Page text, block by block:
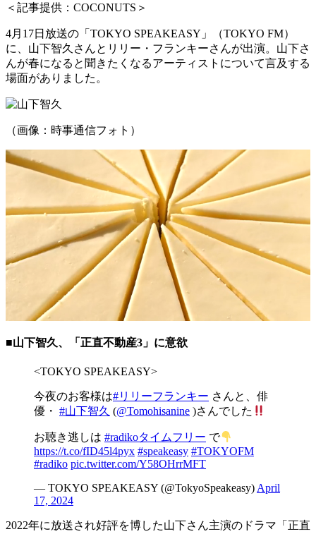
＜記事提供：COCONUTS＞
4月17日放送の「TOKYO SPEAKEASY」（TOKYO FM）
に、山下智久さんとリリー・フランキーさんが出演。山下さ
んが春になると聞きたくなるアーティストについて言及する
場面がありました。
（画像：時事通信フォト）
■山下智久、「正直不動産3」に意欲
<TOKYO SPEAKEASY>
今夜のお客様は#リリーフランキー さんと、俳
優・ #山下智久 (@Tomohisanine )さんでした
お聴き逃しは #radikoタイムフリー で
https://t.co/fID45l4pyx #speakeasy #TOKYOFM
#radiko pic.twitter.com/Y58OHrrMFT
— TOKYO SPEAKEASY (@TokyoSpeakeasy) April
17, 2024
2022年に放送され好評を博した山下さん主演のドラマ「正直